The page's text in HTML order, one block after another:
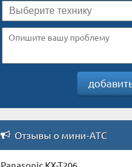
Отзывы о мини-АТС